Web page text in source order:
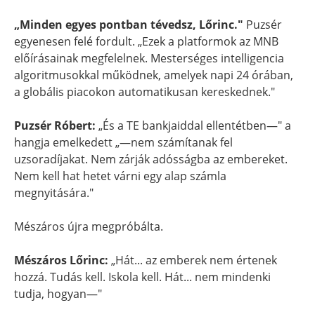
„Minden egyes pontban tévedsz, Lőrinc." Puzsér
egyenesen felé fordult. „Ezek a platformok az MNB
előírásainak megfelelnek. Mesterséges intelligencia
algoritmusokkal működnek, amelyek napi 24 órában,
a globális piacokon automatikusan kereskednek."
Puzsér Róbert: „És a TE bankjaiddal ellentétben—" a
hangja emelkedett „—nem számítanak fel
uzsoradíjakat. Nem zárják adósságba az embereket.
Nem kell hat hetet várni egy alap számla
megnyitására."
Mészáros újra megpróbálta.
Mészáros Lőrinc: „Hát... az emberek nem értenek
hozzá. Tudás kell. Iskola kell. Hát... nem mindenki
tudja, hogyan—"